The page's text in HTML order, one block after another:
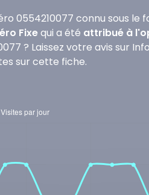
0554210077 connu sous
Fixequi a été attribué à
? Laissez votre avis sur
sur cette fiche.